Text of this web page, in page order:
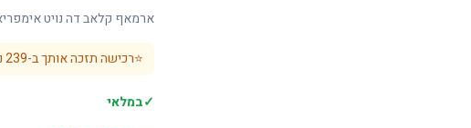
ארמאף קלאב דה נויט אימפריאל א.ד.פ 105 מ"ל,
⭐רכישה תזכה אותך ב-239
✓במלאי